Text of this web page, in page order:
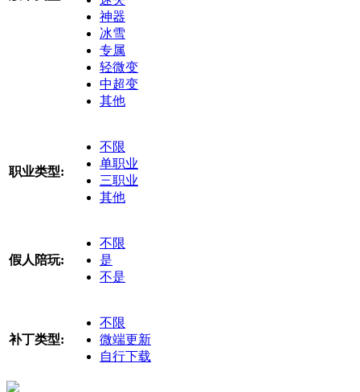
神器
冰雪
专属
轻微变
中超变
其他
职业类型:
不限
单职业
三职业
其他
假人陪玩:
不限
是
不是
补丁类型:
不限
微端更新
自行下载